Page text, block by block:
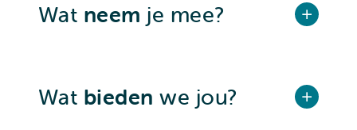
Wat neem je mee?
Wat bieden we jou?